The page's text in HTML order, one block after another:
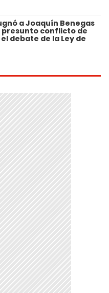
a Joaquín Benegas
presunto conflicto de
debate de la Ley de